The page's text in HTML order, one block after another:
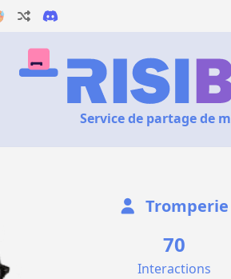
Service de partage de
Tromperie
70
Interactions